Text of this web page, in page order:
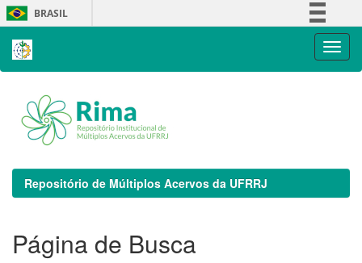
Skip
navigation
BRASIL
Repositório de Múltiplos Acervos da UFRRJ
Página de Busca